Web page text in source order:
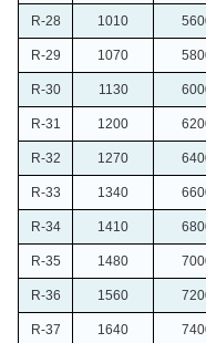
R-28 1010
R-29 1070
R-30 1130
R-31 1200
R-32 1270
R-33 1340
R-34 1410
R-35 1480
R-36 1560
R-37 1640